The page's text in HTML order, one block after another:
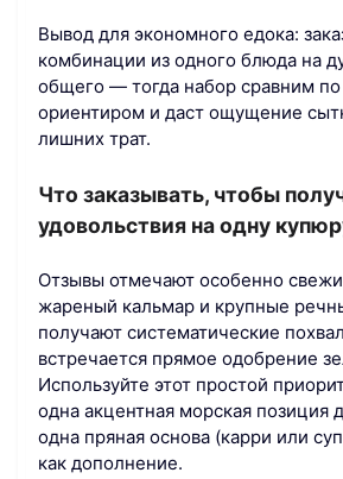
Вывод для экономного едока:
комбинации из одного блюда на
общего — тогда набор сравним
ориентиром и даст ощущение
лишних трат.
Что заказывать, чтобы
удовольствия на одну
Отзывы отмечают особенно
жареный кальмар и крупные
получают систематические
встречается прямое одобрение
Используйте этот простой
одна акцентная морская позиция
одна пряная основа (карри или
как дополнение.